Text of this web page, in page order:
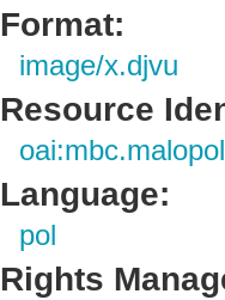
Format:
image/x.djvu
Resource
Language:
pol
Rights